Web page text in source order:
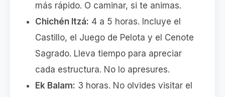
más rápido. O caminar, si te animas.
Chichén Itzá: 4 a 5 horas. Incluye el
Castillo, el Juego de Pelota y el Cenote
Sagrado. Lleva tiempo para apreciar
cada estructura. No lo apresures.
Ek Balam: 3 horas. No olvides visitar el